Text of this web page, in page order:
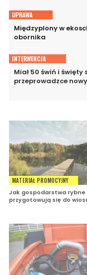
UPRAWA
Międzyplony w
obornika
INTERWENCJA
Miał 50 świń i święty
przeprowadzce
MATERIAŁ PROMOCYJNY
Jak gospodarstwa rybne
przygotowują się do